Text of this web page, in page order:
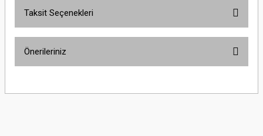
Taksit Seçenekleri
Önerileriniz
yetersiz gördüğünüz noktaları öneri formunu kullanarak tarafımıza